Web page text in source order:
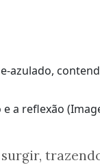
a reflexão